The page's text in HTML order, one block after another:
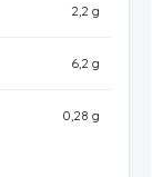
2,2 g
6,2 g
0,28 g